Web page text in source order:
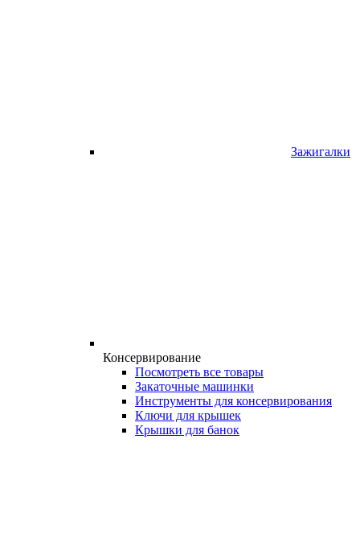
Зажигалки
Консервирование
Посмотреть все товары
Закаточные машинки
Инструменты для консервирования
Ключи для крышек
Крышки для банок